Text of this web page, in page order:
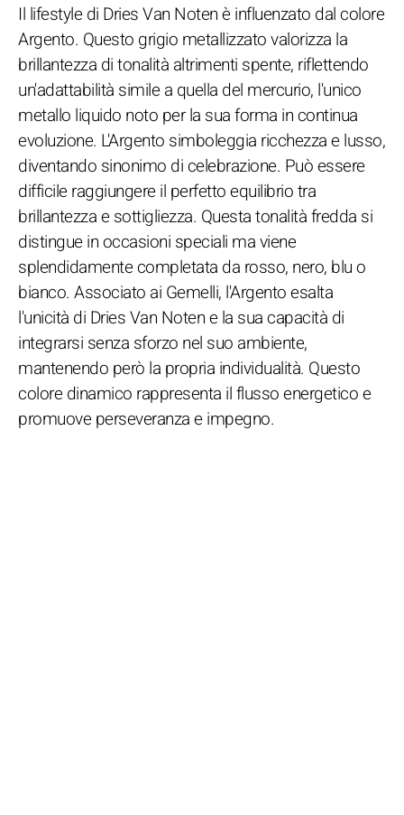
Il lifestyle di Dries Van Noten è influenzato dal colore
Argento. Questo grigio metallizzato valorizza la
brillantezza di tonalità altrimenti spente, riflettendo
un'adattabilità simile a quella del mercurio, l'unico
metallo liquido noto per la sua forma in continua
evoluzione. L'Argento simboleggia ricchezza e lusso,
diventando sinonimo di celebrazione. Può essere
difficile raggiungere il perfetto equilibrio tra
brillantezza e sottigliezza. Questa tonalità fredda si
distingue in occasioni speciali ma viene
splendidamente completata da rosso, nero, blu o
bianco. Associato ai Gemelli, l'Argento esalta
l'unicità di Dries Van Noten e la sua capacità di
integrarsi senza sforzo nel suo ambiente,
mantenendo però la propria individualità. Questo
colore dinamico rappresenta il flusso energetico e
promuove perseveranza e impegno.